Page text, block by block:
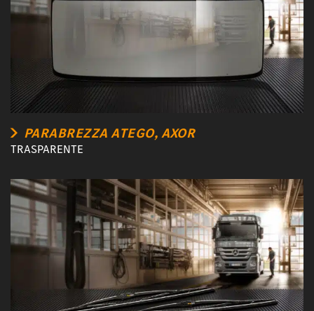
PARABREZZA ATEGO, AXOR
TRASPARENTE